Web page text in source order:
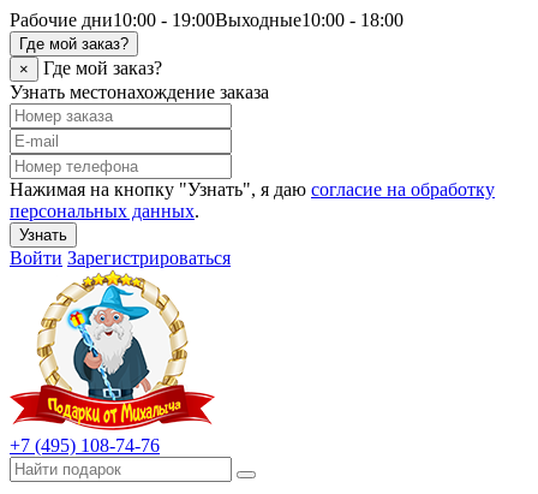
Рабочие дни10:00 - 19:00Выходные10:00 - 18:00
Где мой заказ?
×
Где мой заказ?
Узнать местонахождение заказа
Нажимая на кнопку "Узнать", я даю согласие на обработку
персональных данных.
Узнать
Войти Зарегистрироваться
+7 (495) 108-74-76